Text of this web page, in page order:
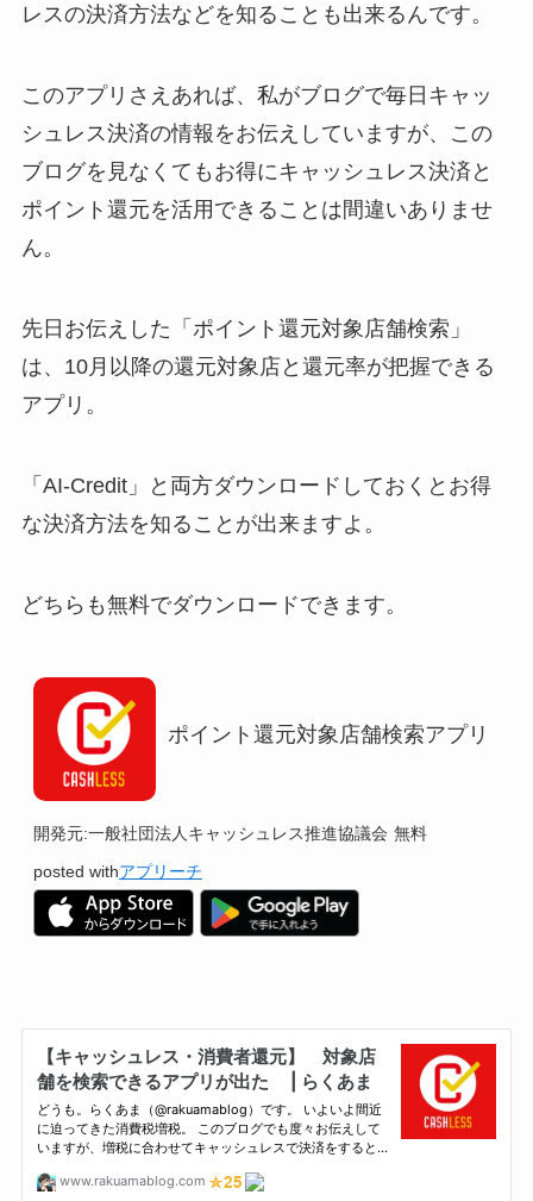
レスの決済方法などを知ることも出来るんです。
このアプリさえあれば、私がブログで毎日キャッ
シュレス決済の情報をお伝えしていますが、この
ブログを見なくてもお得にキャッシュレス決済と
ポイント還元を活用できることは間違いありませ
ん。
先日お伝えした「ポイント還元対象店舗検索」
は、10月以降の還元対象店と還元率が把握できる
アプリ。
「AI-Credit」と両方ダウンロードしておくとお得
な決済方法を知ることが出来ますよ。
どちらも無料でダウンロードできます。
ポイント還元対象店舗検索アプリ
開発元:一般社団法人キャッシュレス推進協議会 無料
posted withアプリーチ